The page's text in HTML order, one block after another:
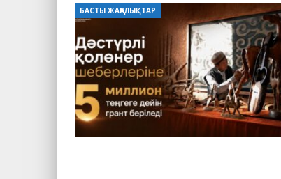
БАСТЫ ЖАҢАЛЫҚТАР